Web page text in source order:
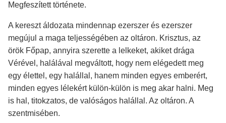
Megfeszített története.
A kereszt áldozata mindennap ezerszer és ezerszer
megújul a maga teljességében az oltáron. Krisztus, az
örök Főpap, annyira szerette a lelkeket, akiket drága
Vérével, halálával megváltott, hogy nem elégedett meg
egy élettel, egy halállal, hanem minden egyes emberért,
minden egyes lélekért külön-külön is meg akar halni. Meg
is hal, titokzatos, de valóságos halállal. Az oltáron. A
szentmisében.